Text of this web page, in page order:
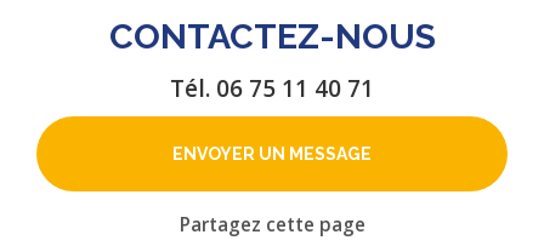
CONTACTEZ-NOUS
Tél. 06 75 11 40 71
ENVOYER UN MESSAGE
Partagez cette page